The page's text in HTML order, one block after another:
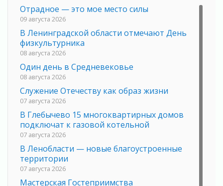
Отрадное — это мое место силы
09 августа 2026
В Ленинградской области отмечают День
физкультурника
08 августа 2026
Один день в Средневековье
08 августа 2026
Служение Отечеству как образ жизни
07 августа 2026
В Глебычево 15 многоквартирных домов
подключат к газовой котельной
07 августа 2026
В Ленобласти — новые благоустроенные
территории
07 августа 2026
Мастерская Гостеприимства